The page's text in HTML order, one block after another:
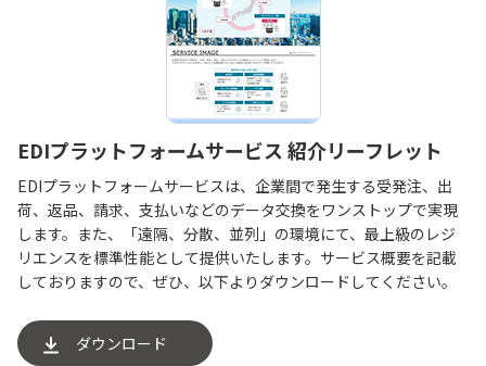
EDIプラットフォームサービス 紹介リーフレット
EDIプラットフォームサービスは、企業間で発生する受発注、出
荷、返品、請求、支払いなどのデータ交換をワンストップで実現
します。また、「遠隔、分散、並列」の環境にて、最上級のレジ
リエンスを標準性能として提供いたします。サービス概要を記載
しておりますので、ぜひ、以下よりダウンロードしてください。
ダウンロード